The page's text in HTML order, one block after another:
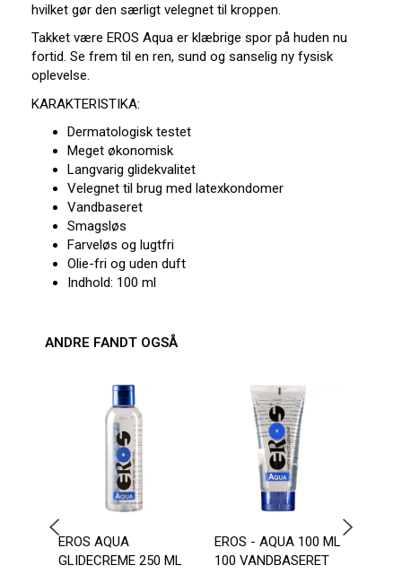
hvilket gør den særligt velegnet til kroppen.
Takket være EROS Aqua er klæbrige spor på huden nu
fortid. Se frem til en ren, sund og sanselig ny fysisk
oplevelse.
KARAKTERISTIKA:
Dermatologisk testet
Meget økonomisk
Langvarig glidekvalitet
Velegnet til brug med latexkondomer
Vandbaseret
Smagsløs
Farveløs og lugtfri
Olie-fri og uden duft
Indhold: 100 ml
ANDRE FANDT OGSÅ
EROS AQUA
GLIDECREME 250 ML
EROS - AQUA 100 ML
100 VANDBASERET